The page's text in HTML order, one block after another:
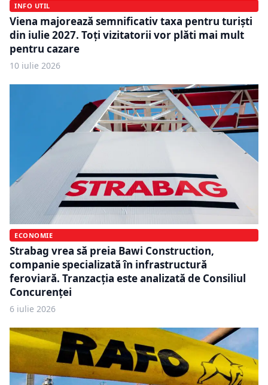
INFO UTIL
Viena majorează semnificativ taxa pentru turiști
din iulie 2027. Toți vizitatorii vor plăti mai mult
pentru cazare
10 iulie 2026
ECONOMIE
Strabag vrea să preia Bawi Construction,
companie specializată în infrastructură
feroviară. Tranzacția este analizată de Consiliul
Concurenței
6 iulie 2026